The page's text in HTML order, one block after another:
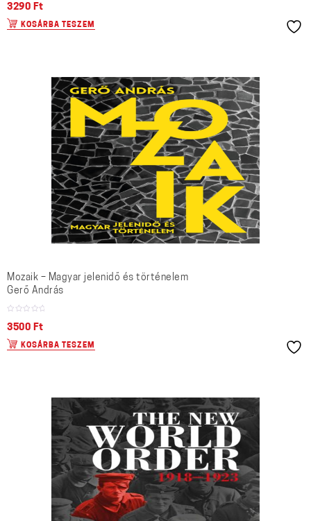
3290 Ft
KOSÁRBA TESZEM
Mozaik – Magyar jelenidő és történelem
Gerő András
3500 Ft
KOSÁRBA TESZEM